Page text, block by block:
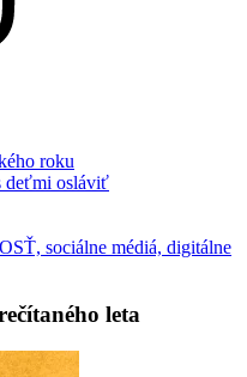
roku
deťmi osláviť
sociálne médiá, digitálne
leta